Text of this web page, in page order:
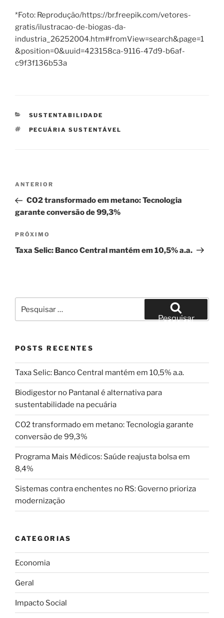
*Foto: Reprodução/https://br.freepik.com/vetores-
gratis/ilustracao-de-biogas-da-
industria_26252004.htm#fromView=search&page=1
&position=0&uuid=423158ca-9116-47d9-b6af-
c9f3f136b53a
CATEGORIAS
SUSTENTABILIDADE
TAGS
PECUÁRIA SUSTENTÁVEL
Navegação
Post
Post
anterior
ANTERIOR
CO2 transformado em metano: Tecnologia
garante conversão de 99,3%
Próximo
post
PRÓXIMO
Taxa Selic: Banco Central mantém em 10,5% a.a.
por:
Pesquisar
POSTS RECENTES
Taxa Selic: Banco Central mantém em 10,5% a.a.
Biodigestor no Pantanal é alternativa para
sustentabilidade na pecuária
CO2 transformado em metano: Tecnologia garante
conversão de 99,3%
Programa Mais Médicos: Saúde reajusta bolsa em
8,4%
Sistemas contra enchentes no RS: Governo prioriza
modernização
CATEGORIAS
Economia
Geral
Impacto Social